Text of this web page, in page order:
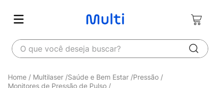
O que você deseja buscar?
Multilaser Saúde e Bem Estar Pressão
Monitores de Pressão de Pulso